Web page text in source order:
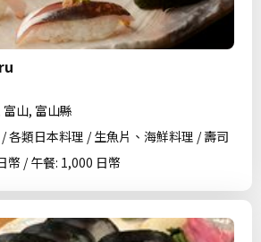
山, 富山縣
各類日本料理 / 生魚片、海鮮料理 / 壽司
幣 / 午餐: 1,000 日幣